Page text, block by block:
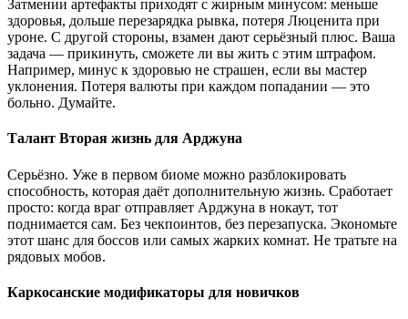
Затмении артефакты приходят с жирным минусом: меньше
здоровья, дольше перезарядка рывка, потеря Люценита при
уроне. С другой стороны, взамен дают серьёзный плюс. Ваша
задача — прикинуть, сможете ли вы жить с этим штрафом.
Например, минус к здоровью не страшен, если вы мастер
уклонения. Потеря валюты при каждом попадании — это
больно. Думайте.
Талант Вторая жизнь для Арджуна
Серьёзно. Уже в первом биоме можно разблокировать
способность, которая даёт дополнительную жизнь. Сработает
просто: когда враг отправляет Арджуна в нокаут, тот
поднимается сам. Без чекпоинтов, без перезапуска. Экономьте
этот шанс для боссов или самых жарких комнат. Не тратьте на
рядовых мобов.
Каркосанские модификаторы для новичков